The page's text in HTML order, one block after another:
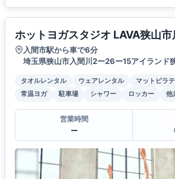
ホットヨガスタジオ LAVA狭山市
入間市駅から車で6分
埼玉県狭山市入間川2ー26ー15アイランド
タオルレンタル ウェアレンタル マットピラ
常温ヨガ
駐車場 シャワー ロッカー 他
営業時間
ー